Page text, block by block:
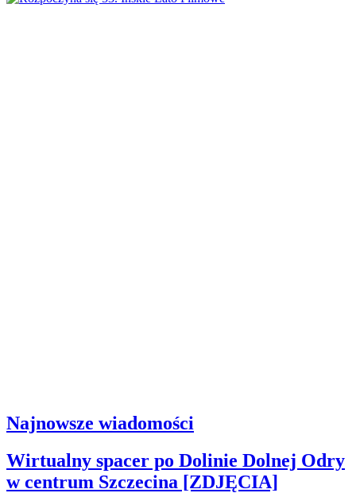
Najnowsze wiadomości
Wirtualny spacer po Dolinie Dolnej Odry
w centrum Szczecina [ZDJĘCIA]